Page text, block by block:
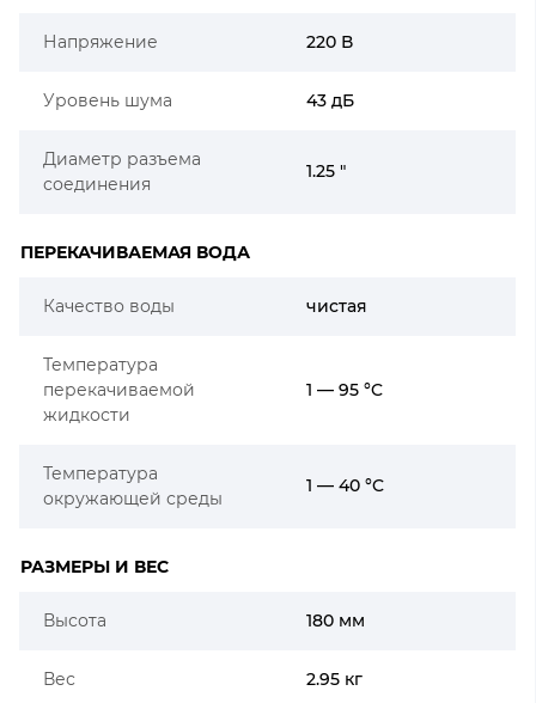
Напряжение 220 В
Уровень шума 43 дБ
Диаметр разъема
соединения
1.25 "
ПЕРЕКАЧИВАЕМАЯ ВОДА
Качество воды чистая
Температура
перекачиваемой
жидкости
1 — 95 °C
Температура
окружающей среды
1 — 40 °C
РАЗМЕРЫ И ВЕС
Высота 180 мм
Вес 2.95 кг